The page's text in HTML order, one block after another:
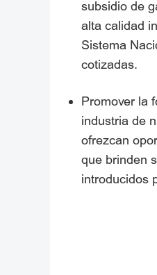
subsidio de
alta calidad
Sistema
cotizadas.
Promover la
industria de
ofrezcan
que brinden
introducidos